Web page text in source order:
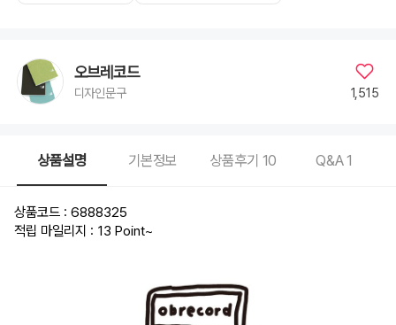
오브레코드
디자인문구 1,515
상품설명 기본정보 상품후기 10 Q&A1
상품코드 : 6888325
적립 마일리지 : 13 Point~